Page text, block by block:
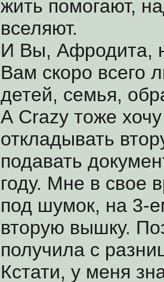
жить помогают,
вселяют.
И Вы, Афродита,
Вам скоро всего
детей, семья,
А Crazy тоже
откладывать
подавать
году. Мне в свое
под шумок, на 3-
вторую вышку.
получила с
Кстати, у меня